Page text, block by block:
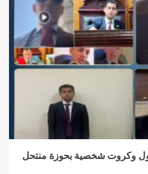
محمول وكروت شخصية بحوزة منتحل